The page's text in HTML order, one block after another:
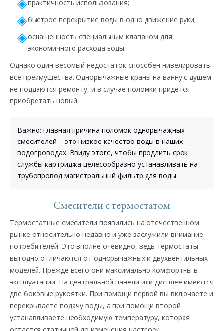
практичность использования;
быстрое перекрытие воды в одно движение руки;
оснащенность специальным клапаном для
экономичного расхода воды.
Однако один весомый недостаток способен нивелировать
все преимущества. Однорычажные краны на ванну с душем
не поддаются ремонту, и в случае поломки придется
приобретать новый.
Важно: главная причина поломок однорычажных
смесителей – это низкое качество воды в наших
водопроводах. Ввиду этого, чтобы продлить срок
службы картриджа целесообразно устанавливать на
трубопровод магистральный фильтр для воды.
Смесители с термостатом
Термостатные смесители появились на отечественном
рынке относительно недавно и уже заслужили внимание
потребителей. Это вполне очевидно, ведь термостаты
выгодно отличаются от однорычажных и двухвентильных
моделей. Прежде всего они максимально комфортны в
эксплуатации. На центральной панели или дисплее имеются
две боковые рукоятки. При помощи первой вы включаете и
перекрываете подачу воды, а при помощи второй
устанавливаете необходимую температуру, которая